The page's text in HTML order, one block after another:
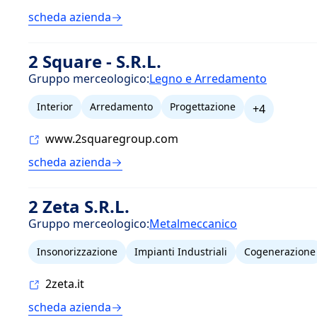
scheda azienda
2 Square - S.R.L.
Gruppo merceologico:Legno e Arredamento
Interior Arredamento Progettazione
+4
www.2squaregroup.com
scheda azienda
2 Zeta S.R.L.
Gruppo merceologico:Metalmeccanico
Insonorizzazione Impianti Industriali Cogenerazione
2zeta.it
scheda azienda